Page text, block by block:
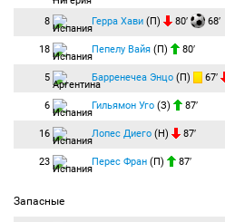
8 Герра Хави (П) 80′ 68′
18 Пепелу Вайя (П) 80′
5 Барренечеа Энцо (П) 67′
6 Гильямон Уго (З) 87′
16 Лопес Диего (Н) 87′
23 Перес Фран (П) 87′
Запасные